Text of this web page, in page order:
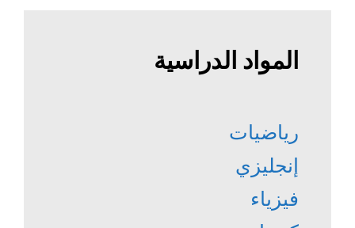
المواد الدراسية
رياضيات
إنجليزي
فيزياء